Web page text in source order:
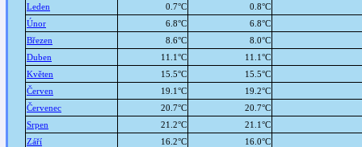
Leden
0.7°C
0.8°C
Únor
6.8°C
6.8°C
Březen
8.6°C
8.0°C
Duben
11.1°C
11.1°C
Květen
15.5°C
15.5°C
Červen
19.1°C
19.2°C
Červenec
20.7°C
20.7°C
Srpen
21.2°C
21.1°C
Září
16.2°C
16.0°C